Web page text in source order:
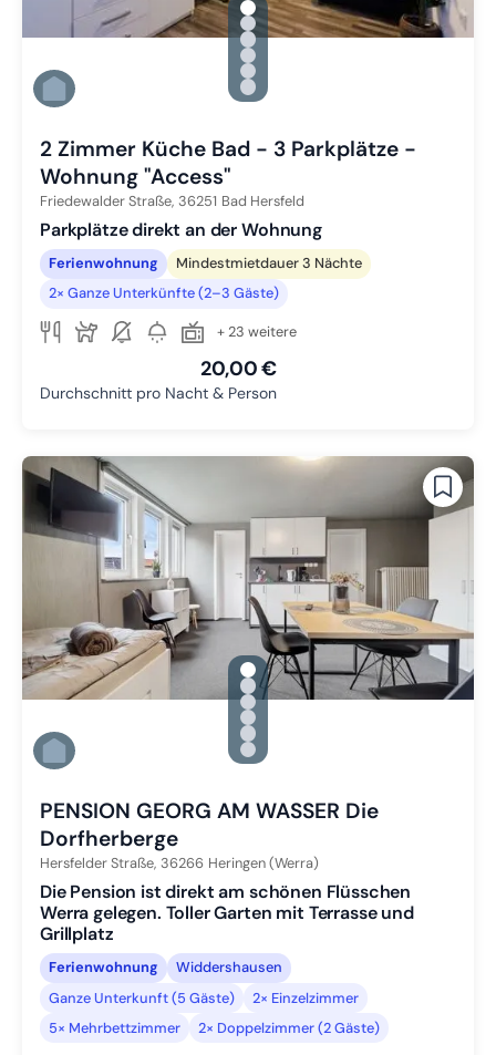
gallery.slide_selector
Zu Slide 1 wechseln
Zu Slide 2 wechseln
Zu Slide 3 wechseln
Zu Slide 4 wechseln
Zu Slide 5 wechseln
Zu Slide 6 wechseln
2 Zimmer Küche Bad - 3 Parkplätze -
Wohnung "Access"
Friedewalder Straße, 36251 Bad Hersfeld
Parkplätze direkt an der Wohnung
Ferienwohnung
Mindestmietdauer 3 Nächte
2× Ganze Unterkünfte (2–3 Gäste)
+ 23 weitere
20,00 €
Durchschnitt pro Nacht & Person
gallery.slide_selector
Zu Slide 1 wechseln
Zu Slide 2 wechseln
Zu Slide 3 wechseln
Zu Slide 4 wechseln
Zu Slide 5 wechseln
Zu Slide 6 wechseln
PENSION GEORG AM WASSER Die
Dorfherberge
Hersfelder Straße, 36266 Heringen (Werra)
Die Pension ist direkt am schönen Flüsschen
Werra gelegen. Toller Garten mit Terrasse und
Grillplatz
Ferienwohnung
Widdershausen
Ganze Unterkunft (5 Gäste)
2× Einzelzimmer
5× Mehrbettzimmer
2× Doppelzimmer (2 Gäste)